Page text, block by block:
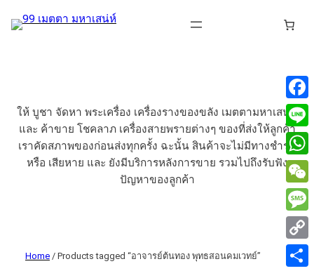
ให้ บูชา จัดหา พระเครื่อง เครื่องรางของขลัง เมตตามหาเสน่ห์
และ ค้าขาย โชคลาภ เครื่องสายพรายต่างๆ ของที่ส่งให้ลูกค้า
เราคัดสภาพของก่อนส่งทุกครั้ง ฉะนั้น สินค้าจะไม่มีทางชำรุด
หรือ เสียหาย และ ยังมีบริการหลังการขาย รวมไปถึงรับฟัง
ปัญหาของลูกค้า
Home / Products tagged “อาจารย์​ต้นทอง​ พุทธ​สอน​คม​เวทย์​”
Line
Copy